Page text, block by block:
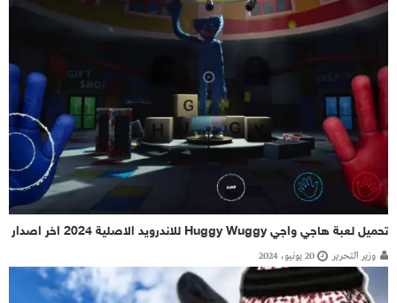
تحميل لعبة هاجي واجي Huggy Wuggy للاندرويد الاصلية 2024 اخر اصدار
وزير التحرير 20 يونيو، 2024